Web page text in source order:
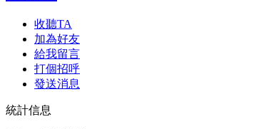
收聽TA
加為好友
給我留言
打個招呼
發送消息
統計信息